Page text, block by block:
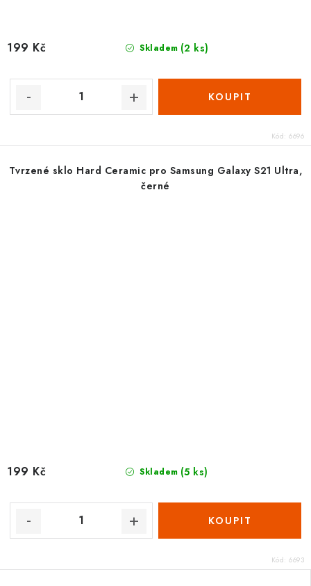
Skladem (2 ks)
199 Kč
Kód: 6696
Tvrzené sklo Hard Ceramic pro Samsung Galaxy S21 Ultra,
černé
Skladem (5 ks)
199 Kč
Kód: 6693